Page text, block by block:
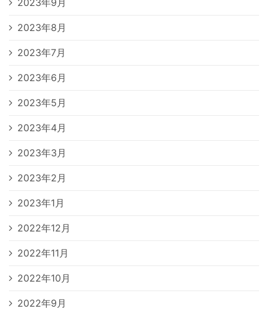
2023年8月
2023年7月
2023年6月
2023年5月
2023年4月
2023年3月
2023年2月
2023年1月
2022年12月
2022年11月
2022年10月
2022年9月